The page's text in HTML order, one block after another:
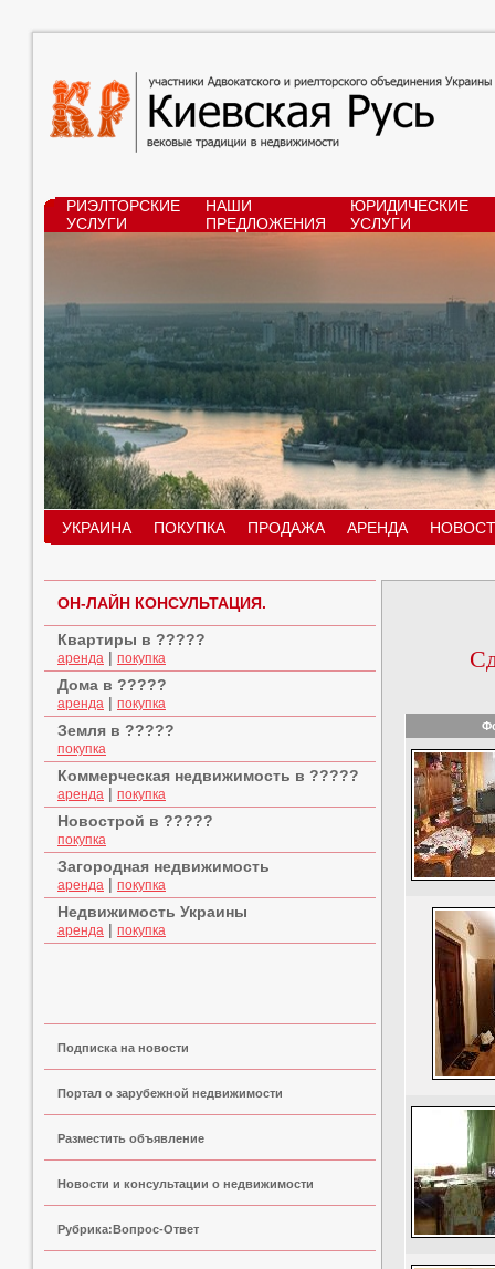
РИЭЛТОРСКИЕ
УСЛУГИ
НАШИ
ПРЕДЛОЖЕНИЯ
ЮРИДИЧЕСКИЕ
УСЛУГИ
УКРАИНА ПОКУПКА ПРОДАЖА АРЕНДА
ОН-ЛАЙН КОНСУЛЬТАЦИЯ.
Квартиры в ?????
аренда | покупка
Дома в ?????
аренда | покупка
Земля в ?????
покупка
Коммерческая недвижимость в ?????
аренда | покупка
Новострой в ?????
покупка
Загородная недвижимость
аренда | покупка
Недвижимость Украины
аренда | покупка
Подписка на новости
Портал о зарубежной недвижимости
Разместить объявление
Новости и консультации о недвижимости
Рубрика:Вопрос-Ответ